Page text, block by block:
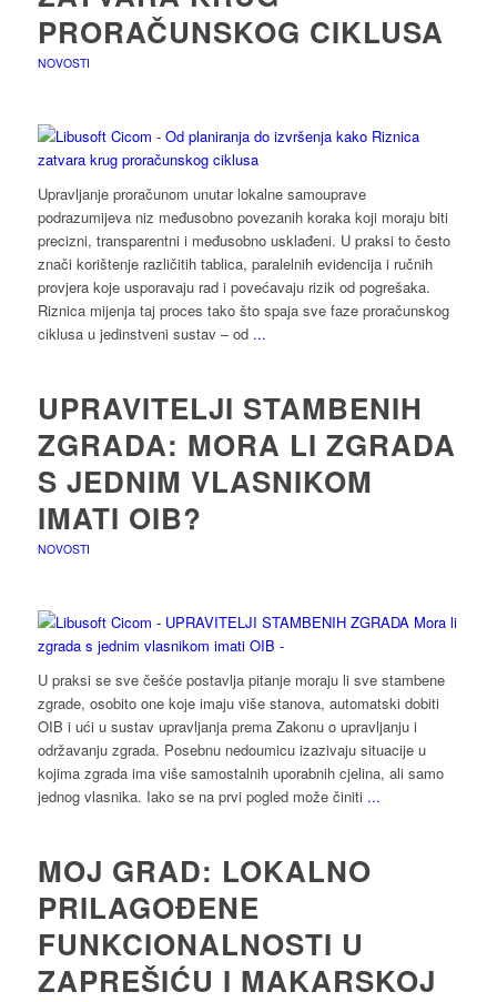
PRORAČUNSKOG CIKLUSA
NOVOSTI
Upravljanje proračunom unutar lokalne samouprave
podrazumijeva niz međusobno povezanih koraka koji moraju biti
precizni, transparentni i međusobno usklađeni. U praksi to često
znači korištenje različitih tablica, paralelnih evidencija i ručnih
provjera koje usporavaju rad i povećavaju rizik od pogrešaka.
Riznica mijenja taj proces tako što spaja sve faze proračunskog
ciklusa u jedinstveni sustav – od ...
UPRAVITELJI STAMBENIH
ZGRADA: MORA LI ZGRADA
S JEDNIM VLASNIKOM
IMATI OIB?
NOVOSTI
U praksi se sve češće postavlja pitanje moraju li sve stambene
zgrade, osobito one koje imaju više stanova, automatski dobiti
OIB i ući u sustav upravljanja prema Zakonu o upravljanju i
održavanju zgrada. Posebnu nedoumicu izazivaju situacije u
kojima zgrada ima više samostalnih uporabnih cjelina, ali samo
jednog vlasnika. Iako se na prvi pogled može činiti ...
MOJ GRAD: LOKALNO
PRILAGOĐENE
FUNKCIONALNOSTI U
ZAPREŠIĆU I MAKARSKOJ